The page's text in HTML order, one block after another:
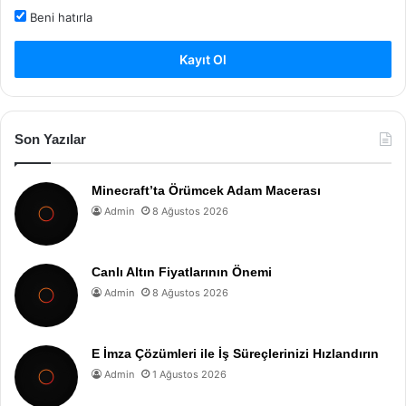
Beni hatırla
Kayıt Ol
Son Yazılar
Minecraft’ta Örümcek Adam Macerası
Admin 8 Ağustos 2026
Canlı Altın Fiyatlarının Önemi
Admin 8 Ağustos 2026
E İmza Çözümleri ile İş Süreçlerinizi Hızlandırın
Admin 1 Ağustos 2026